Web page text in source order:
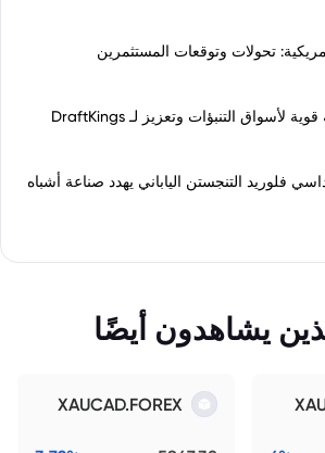
تحولات وتوقعات المستثمرين
فلوريد التنجستن الياباني يهدد صناعة أشباه
يشاهدون أيضًا
XAUCAD.FOREX